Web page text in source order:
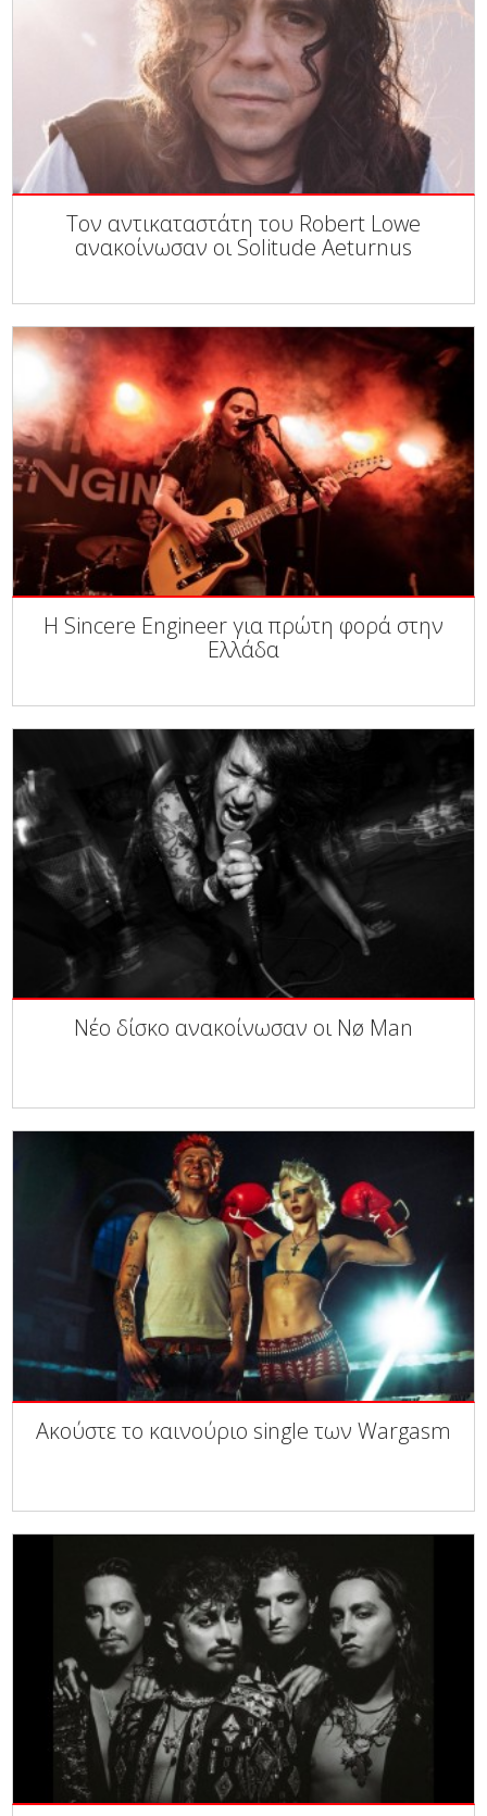
Τον αντικαταστάτη του Robert Lowe
ανακοίνωσαν οι Solitude Aeturnus
Η Sincere Engineer για πρώτη φορά στην
Ελλάδα
Νέο δίσκο ανακοίνωσαν οι Nø Man
Ακούστε το καινούριο single των Wargasm